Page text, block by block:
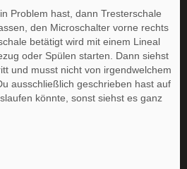
Problem hast, dann Tresterschale
den Microschalter vorne rechts
betätigt wird mit einem Lineal
oder Spülen starten. Dann siehst
und musst nicht von irgendwelchem
ausschließlich geschrieben hast auf
könnte, sonst siehst es ganz